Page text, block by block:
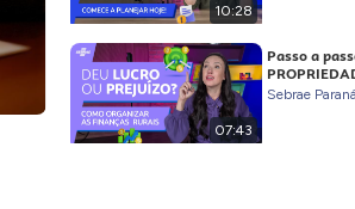
10:28
07:43
Passo a
Sebrae Paraná